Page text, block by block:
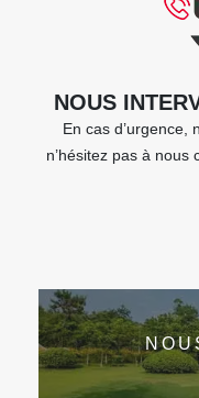
NOUS
En cas d’urgence,
n’hésitez pas à